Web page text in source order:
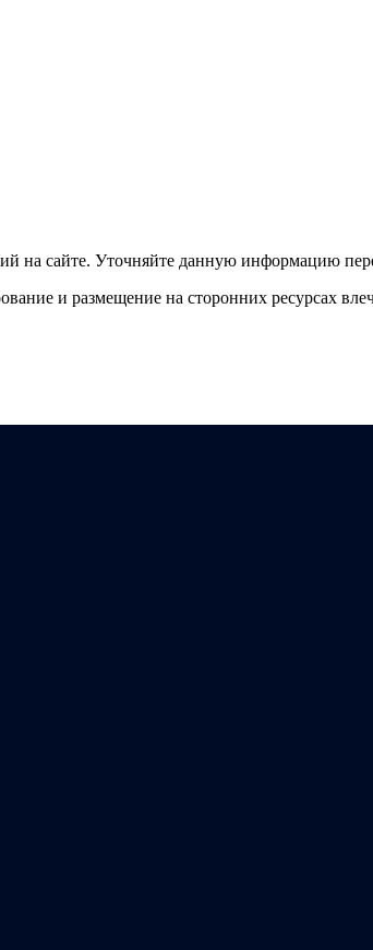
на сайте. Уточняйте данную информацию
и размещение на сторонних ресурсах